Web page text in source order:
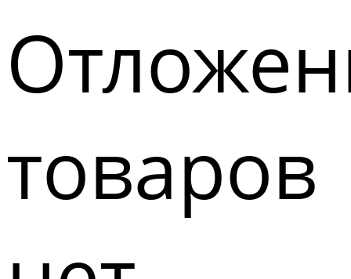
товаров